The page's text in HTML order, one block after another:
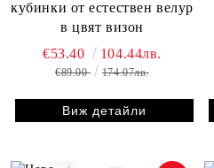
кубинки от естествен велур
в цвят визон
€53.40
104.44лв.
€89.00 174.07лв.
Виж детайли